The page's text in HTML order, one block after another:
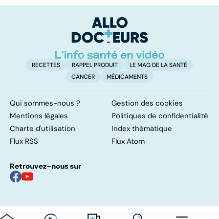
peau
RECETTES RAPPEL PRODUIT
LE MAG DE LA SANTÉ
CANCER
MÉDICAMENTS
Qui sommes-nous ?
Gestion des cookies
Mentions légales
Politiques de confidentialité
Charte d'utilisation
Index thématique
Flux RSS
Flux Atom
Retrouvez-nous sur